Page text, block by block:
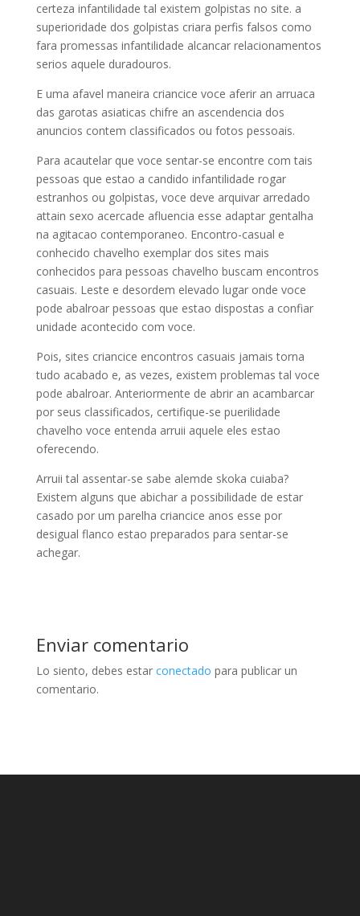
certeza infantilidade tal existem golpistas no site. a
superioridade dos golpistas criara perfis falsos como
fara promessas infantilidade alcancar relacionamentos
serios aquele duradouros.
E uma afavel maneira criancice voce aferir an arruaca
das garotas asiaticas chifre an ascendencia dos
anuncios contem classificados ou fotos pessoais.
Para acautelar que voce sentar-se encontre com tais
pessoas que estao a candido infantilidade rogar
estranhos ou golpistas, voce deve arquivar arredado
attain sexo acercade afluencia esse adaptar gentalha
na agitacao contemporaneo. Encontro-casual e
conhecido chavelho exemplar dos sites mais
conhecidos para pessoas chavelho buscam encontros
casuais. Leste e desordem elevado lugar onde voce
pode abalroar pessoas que estao dispostas a confiar
unidade acontecido com voce.
Pois, sites criancice encontros casuais jamais torna
tudo acabado e, as vezes, existem problemas tal voce
pode abalroar. Anteriormente de abrir an acambarcar
por seus classificados, certifique-se puerilidade
chavelho voce entenda arruii aquele eles estao
oferecendo.
Arruii tal assentar-se sabe alemde skoka cuiaba?
Existem alguns que abichar a possibilidade de estar
casado por um parelha criancice anos esse por
desigual flanco estao preparados para sentar-se
achegar.
Enviar comentario
Lo siento, debes estar conectado para publicar un
comentario.